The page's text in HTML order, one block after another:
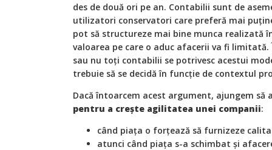
des de două ori pe an. Contabilii sunt de
utilizatori conservatori care preferă mai
pot să structureze mai bine munca realizată
valoarea pe care o aduc afacerii va fi
sau nu toți contabilii se potrivesc acestui
trebuie să se decidă în funcție de contextul
Dacă întoarcem acest argument, ajungem să
pentru a crește agilitatea unei companii:
când piața o forțează să furnizeze
atunci când piața s-a schimbat și